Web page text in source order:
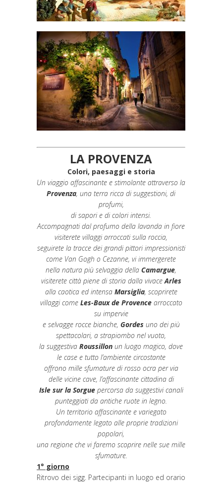
LA PROVENZA
Colori, paesaggi e storia
Un viaggio affascinante e stimolante attraverso la
Provenza, una terra ricca di suggestioni, di
profumi,
di sapori e di colori intensi.
Accompagnati dal profumo della lavanda in fiore
visiterete villaggi arroccati sulla roccia,
seguirete la tracce dei grandi pittori impressionisti
come Van Gogh o Cezanne, vi immergerete
nella natura più selvaggia della Camargue,
visiterete città piene di storia dalla vivaceArles
alla caotica ed intensa Marsiglia, scoprirete
villaggi come Les-Baux de Provencearroccato
su impervie
e selvagge rocce bianche, Gordes uno dei più
spettacolari, a strapiombo nel vuoto,
la suggestiva Roussillon un luogo magico, dove
le case e tutto l’ambiente circostante
offrono mille sfumature di rosso ocra per via
delle vicine cave, l’affascinante cittadina di
Isle sur la Sorguepercorsa da suggestivi canali
punteggiati da antiche ruote in legno.
Un territorio affascinante e variegato
profondamente legato alle proprie tradizioni
popolari,
una regione che vi faremo scoprire nelle sue mille
sfumature.
1° giorno
Ritrovo dei sigg. Partecipanti in luogo ed orario